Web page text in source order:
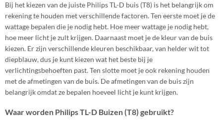
Bij het kiezen van de juiste Philips TL-D buis (T8) is het belangrijk om
rekening te houden met verschillende factoren. Ten eerste moet je de
wattage bepalen die je nodig hebt. Hoe meer wattage je nodig hebt,
hoe meer licht je zult krijgen. Daarnaast moet je de kleur van de buis
kiezen. Er zijn verschillende kleuren beschikbaar, van helder wit tot
diepblauw, dus je kunt kiezen wat het beste bij je
verlichtingsbehoeften past. Ten slotte moet je ook rekening houden
met de afmetingen van de buis. De afmetingen van de buis zijn
belangrijk omdat ze bepalen hoeveel licht je kunt krijgen.
Waar worden Philips TL-D Buizen (T8) gebruikt?